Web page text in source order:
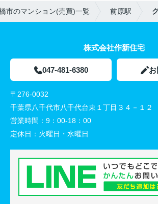
市のマンション(売買)一覧 前原駅
株式会社作新住宅
047-481-6380 お
〒276-0032
千葉県八千代市八千代台東１丁目３４－１２
営業時間： 9：00-18：00
定休日： 火曜日・水曜日